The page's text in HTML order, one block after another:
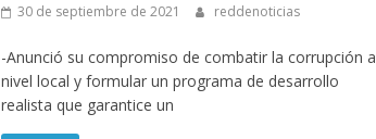
30 de septiembre de 2021 reddenoticias
-Anunció su compromiso de combatir la corrupción a
nivel local y formular un programa de desarrollo
realista que garantice un